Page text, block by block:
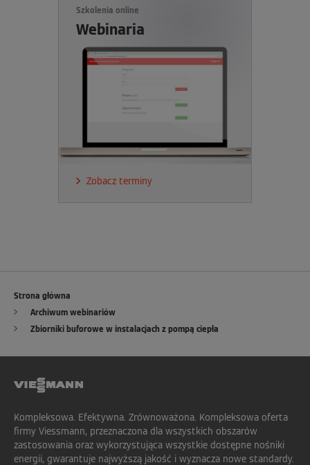
Szkolenia online
Webinaria
Zobacz terminy
Strona główna
Archiwum webinariów
Zbiorniki buforowe w instalacjach z pompą ciepła
Kompleksowa. Efektywna. Zrównoważona. Kompleksowa oferta
firmy Viessmann, przeznaczona dla wszystkich obszarów
zastosowania oraz wykorzystująca wszystkie dostępne nośniki
energii, gwarantuje najwyższą jakość i wyznacza nowe standardy.